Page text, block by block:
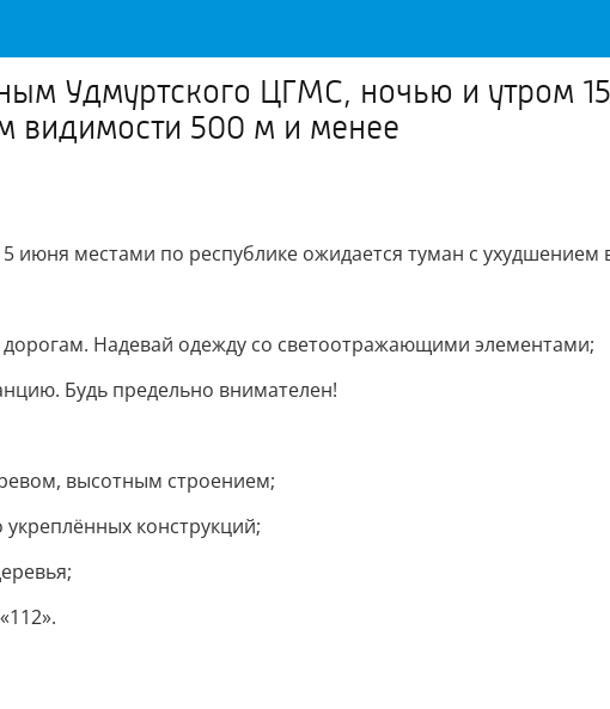
Удмуртского ЦГМС, ночью и утром
видимости 500 м и менее
местами по республике ожидается туман с
Надевай одежду со светоотражающими элементами;
Будь предельно внимателен!
высотным строением;
конструкций;